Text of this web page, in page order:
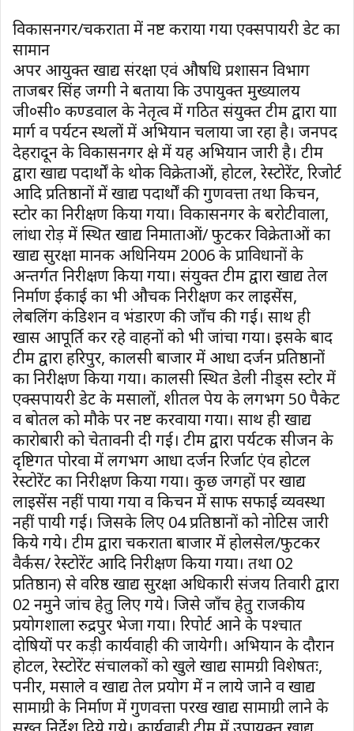
विकासनगर/चकराता में नष्ट कराया गया एक्सपायरी डेट का
सामान
अपर आयुक्त खाद्य संरक्षा एवं औषधि प्रशासन विभाग
ताजबर सिंह जग्गी ने बताया कि उपायुक्त मुख्यालय
जी०सी० कण्डवाल के नेतृत्व में गठित संयुक्त टीम द्वारा यात्रा
मार्ग व पर्यटन स्थलों में अभियान चलाया जा रहा है। जनपद
देहरादून के विकासनगर क्षेत्र में यह अभियान जारी है। टीम
द्वारा खाद्य पदार्थों के थोक विक्रेताओं, होटल, रेस्टोरेंट, रिजोर्ट
आदि प्रतिष्ठानों में खाद्य पदार्थों की गुणवत्ता तथा किचन,
स्टोर का निरीक्षण किया गया। विकासनगर के बरोटीवाला,
लांधा रोड़ में स्थित खाद्य निमाताओं/ फुटकर विक्रेताओं का
खाद्य सुरक्षा मानक अधिनियम 2006 के प्राविधानों के
अन्तर्गत निरीक्षण किया गया। संयुक्त टीम द्वारा खाद्य तेल
निर्माण ईकाई का भी औचक निरीक्षण कर लाइसेंस,
लेबलिंग कंडिशन व भंडारण की जाँच की गई। साथ ही
खास आपूर्ति कर रहे वाहनों को भी जांचा गया। इसके बाद
टीम द्वारा हरिपुर, कालसी बाजार में आधा दर्जन प्रतिष्ठानों
का निरीक्षण किया गया। कालसी स्थित डेली नीड्स स्टोर में
एक्सपायरी डेट के मसालों, शीतल पेय के लगभग 50 पैकेट
व बोतल को मौके पर नष्ट करवाया गया। साथ ही खाद्य
कारोबारी को चेतावनी दी गई। टीम द्वारा पर्यटक सीजन के
दृष्टिगत पोरवा में लगभग आधा दर्जन रिर्जाट एंव होटल
रेस्टोरेंट का निरीक्षण किया गया। कुछ जगहों पर खाद्य
लाइसेंस नहीं पाया गया व किचन में साफ सफाई व्यवस्था
नहीं पायी गई। जिसके लिए 04 प्रतिष्ठानों को नोटिस जारी
किये गये। टीम द्वारा चकराता बाजार में होलसेल/फुटकर
वैर्कस/ रेस्टोरेंट आदि निरीक्षण किया गया। तथा 02
प्रतिष्ठान) से वरिष्ठ खाद्य सुरक्षा अधिकारी संजय तिवारी द्वारा
02 नमुने जांच हेतु लिए गये। जिसे जाँच हेतु राजकीय
प्रयोगशाला रुद्रपुर भेजा गया। रिपोर्ट आने के पश्चात
दोषियों पर कड़ी कार्यवाही की जायेगी। अभियान के दौरान
होटल, रेस्टोरेंट संचालकों को खुले खाद्य सामग्री विशेषतः,
पनीर, मसाले व खाद्य तेल प्रयोग में न लाये जाने व खाद्य
सामाग्री के निर्माण में गुणवत्ता परख खाद्य सामाग्री लाने के